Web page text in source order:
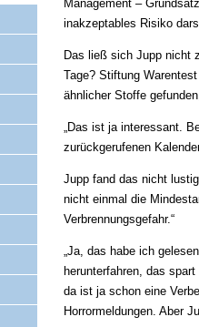
Management –
inakzeptables Risiko
Das ließ sich Jupp nicht
Tage? Stiftung
ähnlicher Stoffe
„Das ist ja interessant.
zurückgerufenen
Jupp fand das nicht
nicht einmal die
Verbrennungs­gefahr.“
„Ja, das habe ich
herunterfahren, das
da ist ja schon eine
Horrormeldungen. Aber